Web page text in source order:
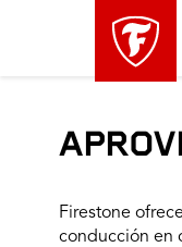
Firestone
conducción en